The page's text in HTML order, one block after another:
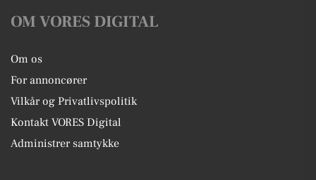
OM VORES DIGITAL
Om os
For annoncører
Vilkår og Privatlivspolitik
Kontakt VORES Digital
Administrer samtykke